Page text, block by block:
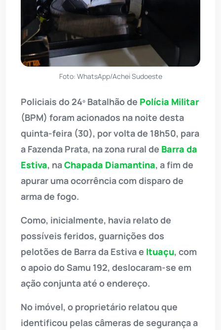
Foto: WhatsApp/Achei Sudoeste
Policiais do 24º Batalhão de Polícia Militar
(BPM) foram acionados na noite desta
quinta-feira (30), por volta de 18h50, para
a Fazenda Prata, na zona rural de Barra da
Estiva, naChapada Diamantina, a fim de
apurar uma ocorrência com disparo de
arma de fogo.
Como, inicialmente, havia relato de
possíveis feridos, guarnições dos
pelotões de Barra da Estiva e Ituaçu, com
o apoio do Samu 192, deslocaram-se em
ação conjunta até o endereço.
No imóvel, o proprietário relatou que
identificou pelas câmeras de segurança a